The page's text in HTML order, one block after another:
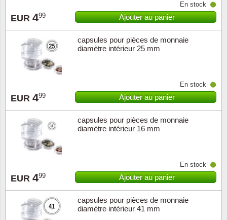
EUR 499
En stock
Ajouter au panier
capsules pour pièces de monnaie
diamètre intérieur 25 mm
EUR 499
En stock
Ajouter au panier
capsules pour pièces de monnaie
diamètre intérieur 16 mm
EUR 499
En stock
Ajouter au panier
capsules pour pièces de monnaie
diamètre intérieur 41 mm